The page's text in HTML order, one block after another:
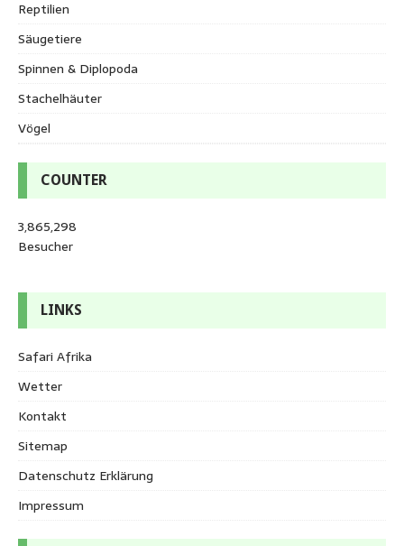
Reptilien
Säugetiere
Spinnen & Diplopoda
Stachelhäuter
Vögel
COUNTER
3,865,298
Besucher
LINKS
Safari Afrika
Wetter
Kontakt
Sitemap
Datenschutz Erklärung
Impressum